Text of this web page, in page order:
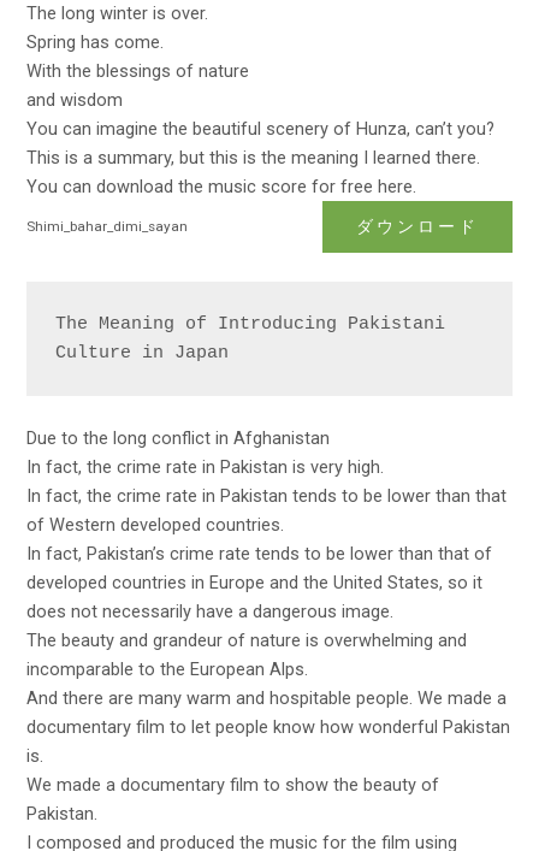
The long winter is over.
Spring has come.
With the blessings of nature
and wisdom
You can imagine the beautiful scenery of Hunza, can’t you?
This is a summary, but this is the meaning I learned there.
You can download the music score for free here.
Shimi_bahar_dimi_sayan ダウンロード
The Meaning of Introducing Pakistani
Culture in Japan
Due to the long conflict in Afghanistan
In fact, the crime rate in Pakistan is very high.
In fact, the crime rate in Pakistan tends to be lower than that
of Western developed countries.
In fact, Pakistan’s crime rate tends to be lower than that of
developed countries in Europe and the United States, so it
does not necessarily have a dangerous image.
The beauty and grandeur of nature is overwhelming and
incomparable to the European Alps.
And there are many warm and hospitable people. We made a
documentary film to let people know how wonderful Pakistan
is.
We made a documentary film to show the beauty of
Pakistan.
I composed and produced the music for the film using